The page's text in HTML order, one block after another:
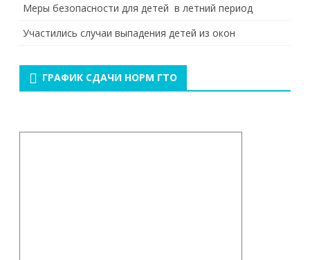
Меры безопасности для детей в летний период
Участились случаи выпадения детей из окон
ГРАФИК СДАЧИ НОРМ ГТО